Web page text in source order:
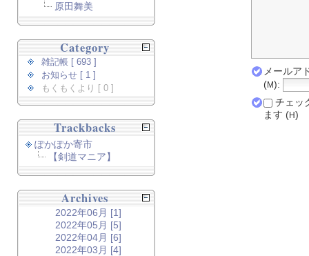
メールア
(M):
チェッ
ます (H)
原田舞美
Category
雑記帳 [ 693 ]
お知らせ [ 1 ]
もくもくより [ 0 ]
Trackbacks
ぽかぽか寄市
【剣道マニア】
Archives
2022年06月 [1]
2022年05月 [5]
2022年04月 [6]
2022年03月 [4]